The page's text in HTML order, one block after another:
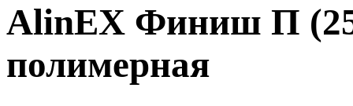
AlinEX Финиш П
полимерная